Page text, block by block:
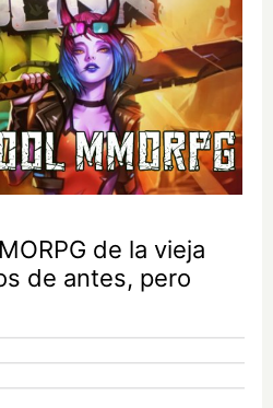
de la vieja
de antes, pero